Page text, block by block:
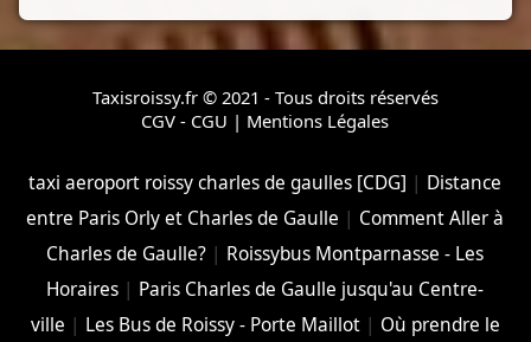
Taxisroissy.fr © 2021 - Tous droits réservés
CGV - CGU | Mentions Légales
taxi aeroport roissy charles de gaulles [CDG] | Distance
entre Paris Orly et Charles de Gaulle | Comment Aller à
Charles de Gaulle? | Roissybus Montparnasse - Les
Horaires | Paris Charles de Gaulle jusqu'au Centre-
ville | Les Bus de Roissy - Porte Maillot| Où prendre le